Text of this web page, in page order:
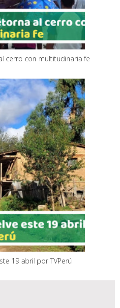
cerro con multitudinaria fe
19 abril por TVPerú